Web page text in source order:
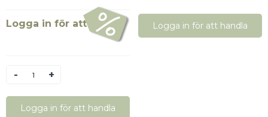
Logga in för att se pris
Antal
Logga in för att handla
Logga in för att handla